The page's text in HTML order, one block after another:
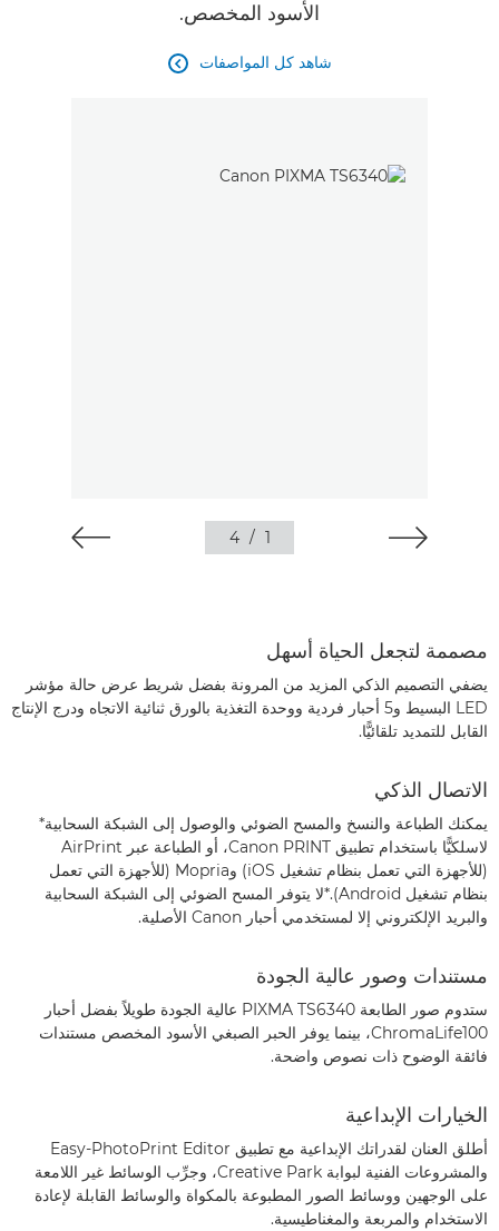
الأسود المخصص.
شاهد كل المواصفات 
1
/
4
مصممة لتجعل الحياة أسهل
يضفي التصميم الذكي المزيد من المرونة بفضل شريط عرض حالة مؤشر
LED البسيط و5 أحبار فردية ووحدة التغذية بالورق ثنائية الاتجاه ودرج الإنتاج
القابل للتمديد تلقائيًّا.
الاتصال الذكي
يمكنك الطباعة والنسخ والمسح الضوئي والوصول إلى الشبكة السحابية*
لاسلكيًّا باستخدام تطبيق Canon PRINT، أو الطباعة عبر AirPrint
(للأجهزة التي تعمل بنظام تشغيل iOS) وMopria (للأجهزة التي تعمل
بنظام تشغيل Android).
*لا يتوفر المسح الضوئي إلى الشبكة السحابية
والبريد الإلكتروني إلا لمستخدمي أحبار Canon الأصلية.
مستندات وصور عالية الجودة
ستدوم صور الطابعة PIXMA TS6340 عالية الجودة طويلاً بفضل أحبار
ChromaLife100، بينما يوفر الحبر الصبغي الأسود المخصص مستندات
فائقة الوضوح ذات نصوص واضحة.
الخيارات الإبداعية
أطلق العنان لقدراتك الإبداعية مع تطبيق Easy-PhotoPrint Editor
والمشروعات الفنية لبوابة Creative Park، وجرِّب الوسائط غير اللامعة
على الوجهين ووسائط الصور المطبوعة بالمكواة والوسائط القابلة لإعادة
الاستخدام والمربعة والمغناطيسية.